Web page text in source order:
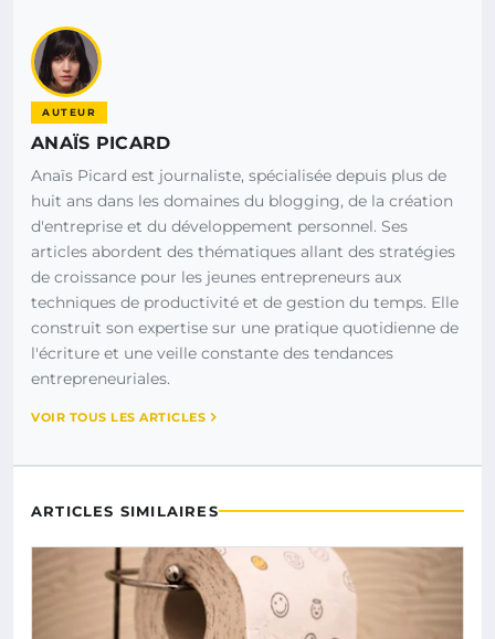
AUTEUR
ANAÏS PICARD
Anaïs Picard est journaliste, spécialisée depuis plus de
huit ans dans les domaines du blogging, de la création
d'entreprise et du développement personnel. Ses
articles abordent des thématiques allant des stratégies
de croissance pour les jeunes entrepreneurs aux
techniques de productivité et de gestion du temps. Elle
construit son expertise sur une pratique quotidienne de
l'écriture et une veille constante des tendances
entrepreneuriales.
VOIR TOUS LES ARTICLES
ARTICLES SIMILAIRES